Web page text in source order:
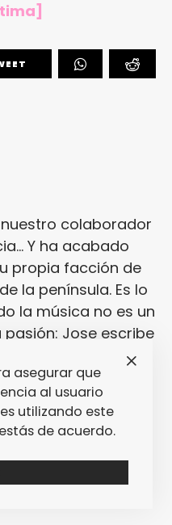
colaborador
Y ha acabado
propia facción de
la península. Es lo
la música no es un
pasión: Jose escribe
decir lo mismo?
asegurar que
al usuario
utilizando este
de acuerdo.